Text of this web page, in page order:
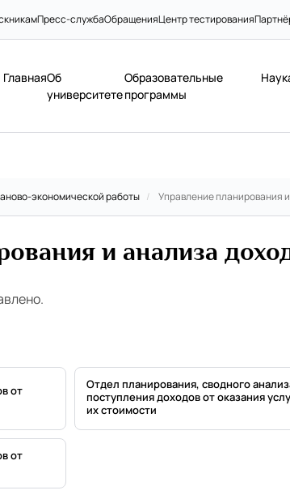
Пресс-службаОбращенияЦентр тестирования
ГлавнаяОб
университете
Образовательные
программы
экономической работы / Управление планирования
и анализа
от
Отдел планирования, сводного
поступления доходов от оказания
их стоимости
от